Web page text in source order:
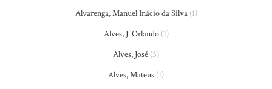
Alvarenga, Manuel Inácio da Silva(1)
Alves, J. Orlando(1)
Alves, José (5)
Alves, Mateus (1)